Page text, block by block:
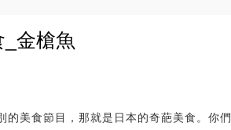
金槍魚
美食節目，那就是日本的奇葩美食。你